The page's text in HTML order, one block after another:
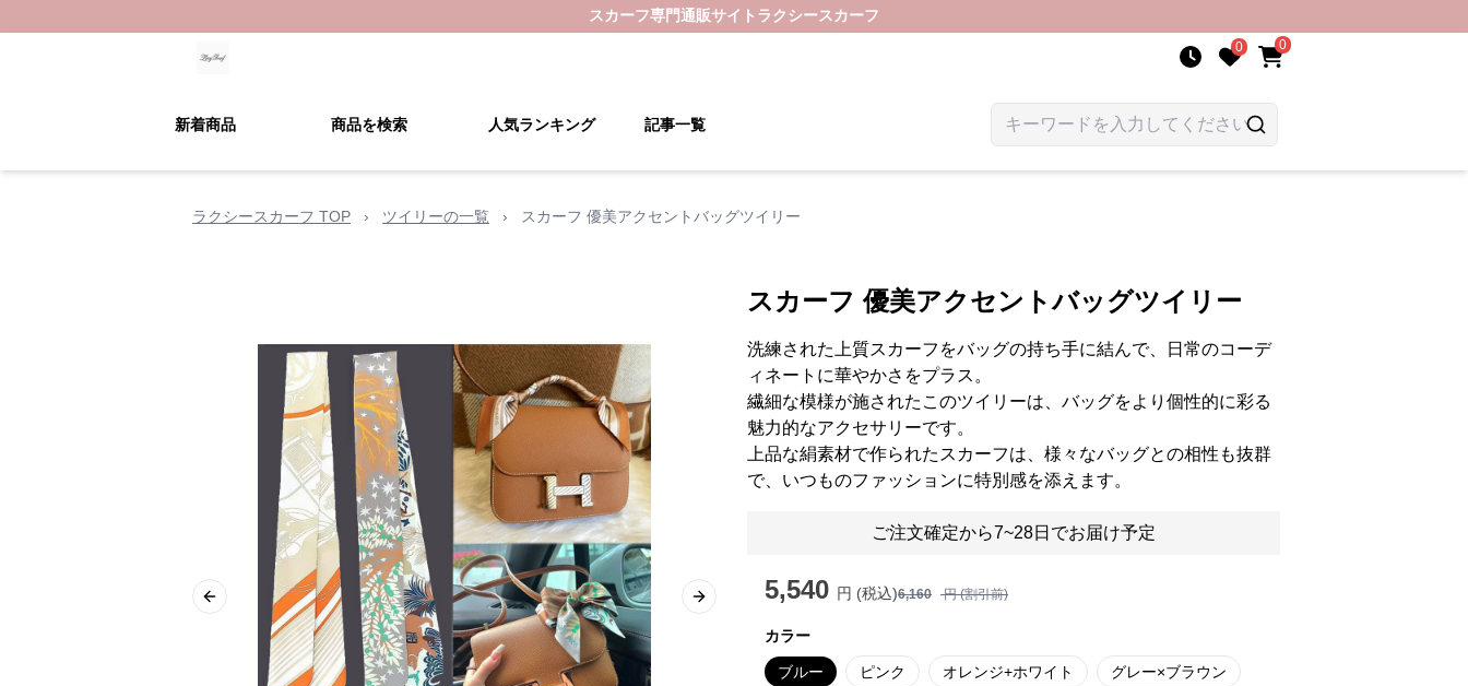
スカーフ専門通販サイト ラクシースカーフ
0 0
新着商品 商品を検索 人気ランキング 記事一覧
ラクシースカーフ TOP › ツイリーの一覧 › スカーフ 優美アクセントバッグツイリー
Previous slide Next slide
スカーフ 優美アクセントバッグツイリー
洗練された上質スカーフをバッグの持ち手に結んで、日常のコーデ
ィネートに華やかさをプラス。
繊細な模様が施されたこのツイリーは、バッグをより個性的に彩る
魅力的なアクセサリーです。
上品な絹素材で作られたスカーフは、様々なバッグとの相性も抜群
で、いつものファッションに特別感を添えます。
ご注文確定から7~28日でお届け予定
5,540 円 (税込)6,160 円 (割引前)
カラー
ブルー ピンク オレンジ+ホワイト グレー×ブラウン